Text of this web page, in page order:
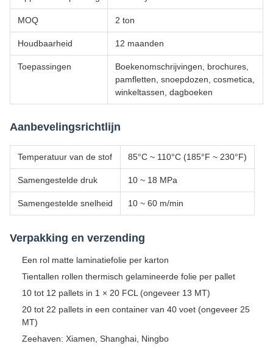
MOQ 2 ton
Houdbaarheid 12 maanden
Toepassingen
Boekenomschrijvingen, brochures,
pamfletten, snoepdozen, cosmetica,
winkeltassen, dagboeken
Aanbevelingsrichtlijn
Temperatuur van de stof 85°C ~ 110°C (185°F ~ 230°F)
Samengestelde druk 10 ~ 18 MPa
Samengestelde snelheid 10 ~ 60 m/min
Verpakking en verzending
Een rol matte laminatiefolie per karton
Tientallen rollen thermisch gelamineerde folie per pallet
10 tot 12 pallets in 1 × 20 FCL (ongeveer 13 MT)
20 tot 22 pallets in een container van 40 voet (ongeveer 25
MT)
Zeehaven: Xiamen, Shanghai, Ningbo